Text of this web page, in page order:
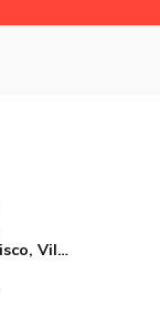
Cidade São Francisco, Vila Silviania